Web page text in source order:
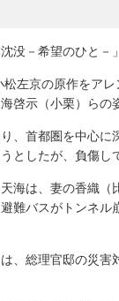
没－希望のひと－
左京の原作をア
啓示（小栗）らの
、首都圏を中心に
としたが、負傷し
海は、妻の香織（
難バスがトンネ
、総理官邸の災害